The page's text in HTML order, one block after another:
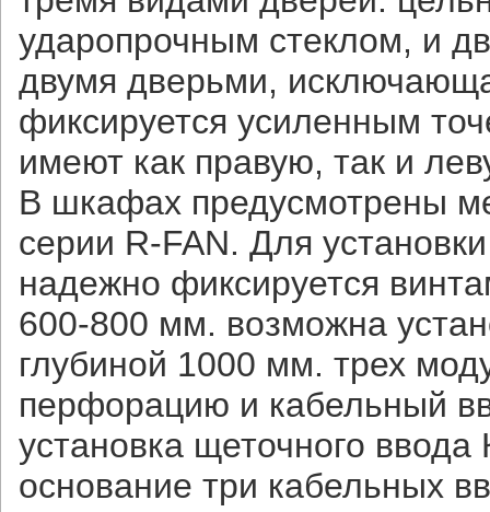
ударопрочным стеклом, и
двумя дверьми,
фиксируется усиленным
имеют как правую, так и
В шкафах предусмотрены
серии R-FAN. Для
надежно фиксируется
600-800 мм. возможна
глубиной 1000 мм. трех
перфорацию и кабельный
установка щеточного
основание три кабельных